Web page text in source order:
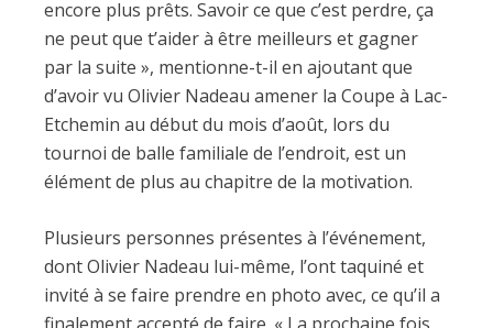
encore plus prêts. Savoir ce que c’est perdre, ça
ne peut que t’aider à être meilleurs et gagner
par la suite », mentionne-t-il en ajoutant que
d’avoir vu Olivier Nadeau amener la Coupe à Lac-
Etchemin au début du mois d’août, lors du
tournoi de balle familiale de l’endroit, est un
élément de plus au chapitre de la motivation.
Plusieurs personnes présentes à l’événement,
dont Olivier Nadeau lui-même, l’ont taquiné et
invité à se faire prendre en photo avec, ce qu’il a